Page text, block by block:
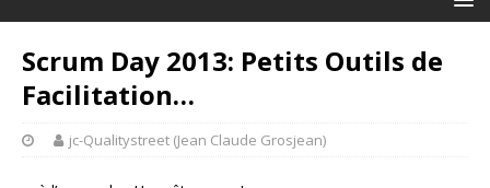
Scrum Day 2013: Petits Outils de
Facilitation…
jc-Qualitystreet (Jean Claude Grosjean)